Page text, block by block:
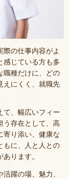
の仕事内容がよ
感じている方も多
職種だけに、どの
えにくく、就職先
て、幅広いフィー
う存在として、高
寄り添い、健康な
もに、人と人との
ります。
躍の場、魅力、